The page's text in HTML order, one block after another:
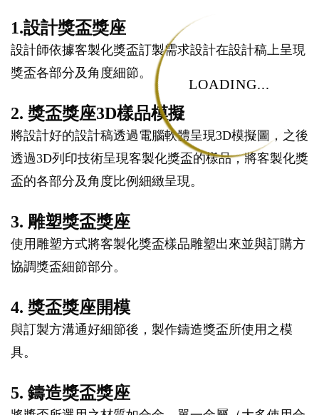
LOADING...
1.設計獎盃獎座
設計師依據客製化獎盃訂製需求設計在設計稿上呈現
獎盃各部分及角度細節。
2. 獎盃獎座3D樣品模擬
將設計好的設計稿透過電腦軟體呈現3D模擬圖，之後
透過3D列印技術呈現客製化獎盃的樣品，將客製化獎
盃的各部分及角度比例細緻呈現。
3. 雕塑獎盃獎座
使用雕塑方式將客製化獎盃樣品雕塑出來並與訂購方
協調獎盃細節部分。
4. 獎盃獎座開模
與訂製方溝通好細節後，製作鑄造獎盃所使用之模
具。
5. 鑄造獎盃獎座